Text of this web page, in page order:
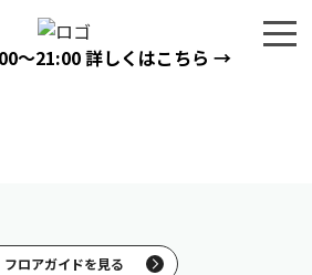
〜21:00詳しくはこちら →
フロアガイドを見る